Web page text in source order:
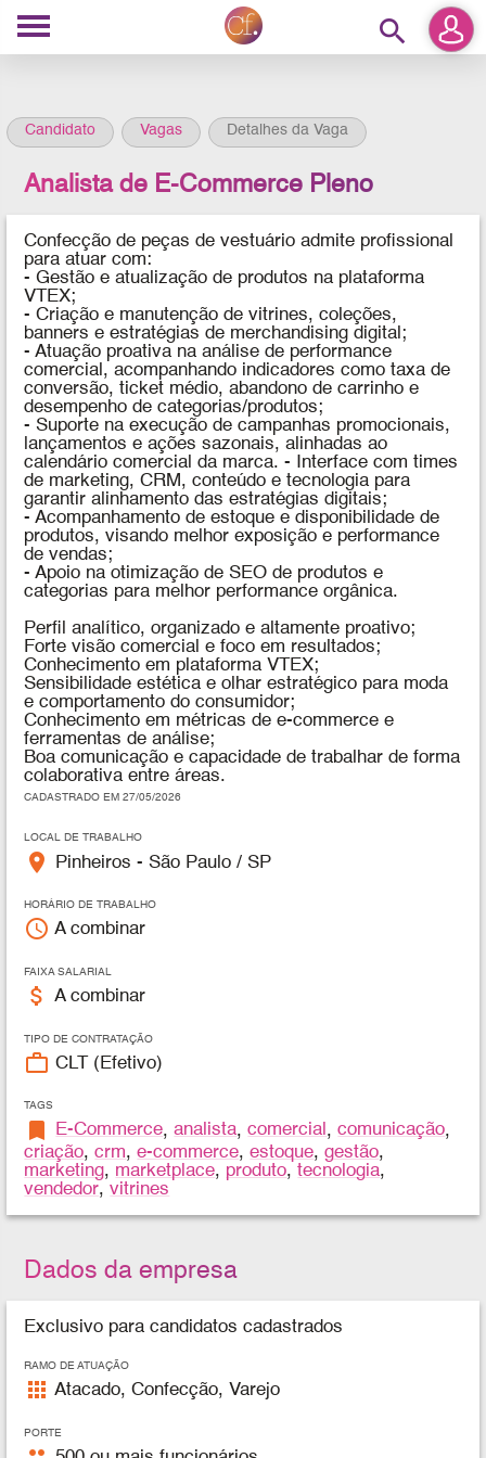
search
Candidato Vagas Detalhes da Vaga
Analista de E-Commerce Pleno
Confecção de peças de vestuário admite profissional
para atuar com:
- Gestão e atualização de produtos na plataforma
VTEX;
- Criação e manutenção de vitrines, coleções,
banners e estratégias de merchandising digital;
- Atuação proativa na análise de performance
comercial, acompanhando indicadores como taxa de
conversão, ticket médio, abandono de carrinho e
desempenho de categorias/produtos;
- Suporte na execução de campanhas promocionais,
lançamentos e ações sazonais, alinhadas ao
calendário comercial da marca. - Interface com times
de marketing, CRM, conteúdo e tecnologia para
garantir alinhamento das estratégias digitais;
- Acompanhamento de estoque e disponibilidade de
produtos, visando melhor exposição e performance
de vendas;
- Apoio na otimização de SEO de produtos e
categorias para melhor performance orgânica.
Perfil analítico, organizado e altamente proativo;
Forte visão comercial e foco em resultados;
Conhecimento em plataforma VTEX;
Sensibilidade estética e olhar estratégico para moda
e comportamento do consumidor;
Conhecimento em métricas de e-commerce e
ferramentas de análise;
Boa comunicação e capacidade de trabalhar de forma
colaborativa entre áreas.
CADASTRADO EM 27/05/2026
LOCAL DE TRABALHO
place Pinheiros - São Paulo / SP
HORÁRIO DE TRABALHO
access_time A combinar
FAIXA SALARIAL
attach_money A combinar
TIPO DE CONTRATAÇÃO
work_outline CLT (Efetivo)
TAGS
bookmark E-Commerce,analista,comercial ,comunicação,
criação,crm,e-commerce,estoque,gestão,
marketing, marketplace, produto,tecnologia,
vendedor,vitrines
Dados da empresa
Exclusivo para candidatos cadastrados
RAMO DE ATUAÇÃO
apps Atacado, Confecção, Varejo
PORTE